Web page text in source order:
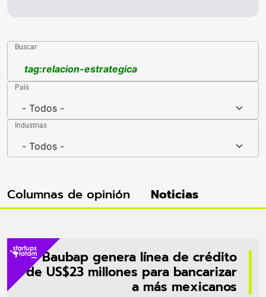
Buscar
País
Industrias
Columnas de opinión Noticias
Baubap genera línea de crédito
de US$23 millones para bancarizar
a más mexicanos